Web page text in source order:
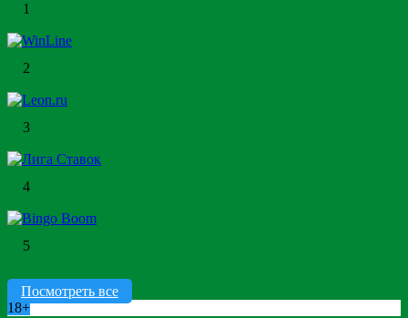
1
2
3
4
5
Посмотреть все
18+